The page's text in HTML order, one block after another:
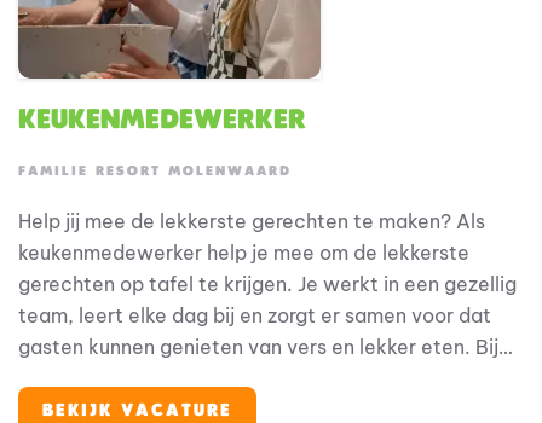
Keukenmedewerker
FAMILIE RESORT MOLENWAARD
Help jij mee de lekkerste gerechten te maken? Als
keukenmedewerker help je mee om de lekkerste
gerechten op tafel te krijgen. Je werkt in een gezellig
team, leert elke dag bij en zorgt er samen voor dat
gasten kunnen genieten van vers en lekker eten. Bij
Fien & Teun, waar alles draait om plezier, ontdekken
BEKIJK VACATURE